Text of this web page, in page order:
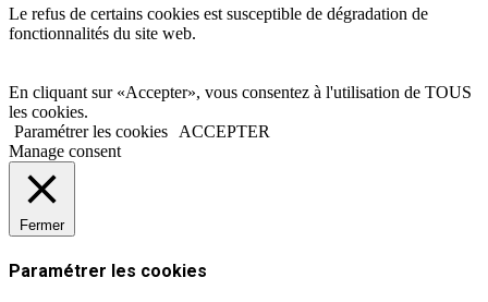
Le refus de certains cookies est susceptible de dégradation de
fonctionnalités du site web.
En cliquant sur «Accepter», vous consentez à l'utilisation de TOUS
les cookies.
Paramétrer les cookies
ACCEPTER
Manage consent
Fermer
Paramétrer les cookies